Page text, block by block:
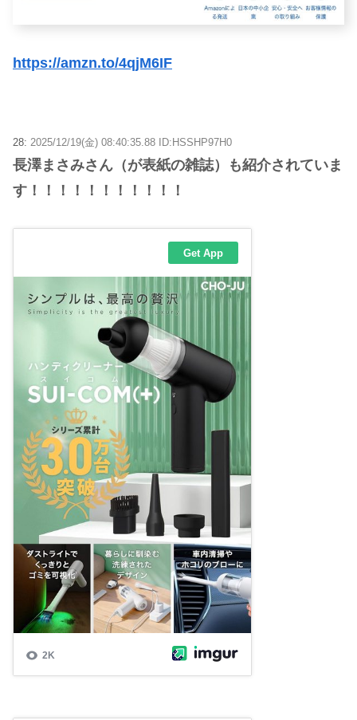
https://amzn.to/4qjM6IF
28: 2025/12/19(金) 08:40:35.88 ID:HSSHP97H0
長澤まさみさん（が表紙の雑誌）も紹介されていま
す！！！！！！！！！！！